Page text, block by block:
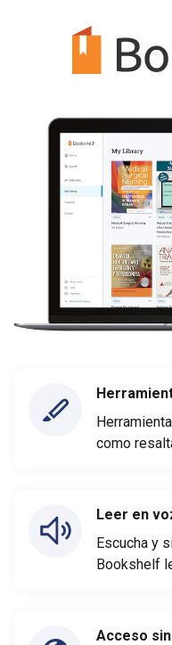
como
Leer en
Escucha y
Bookshelf
Acceso